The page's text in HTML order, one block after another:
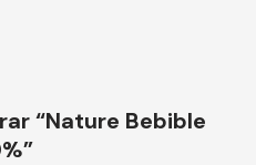
“Nature Bebible